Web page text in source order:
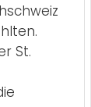
St.